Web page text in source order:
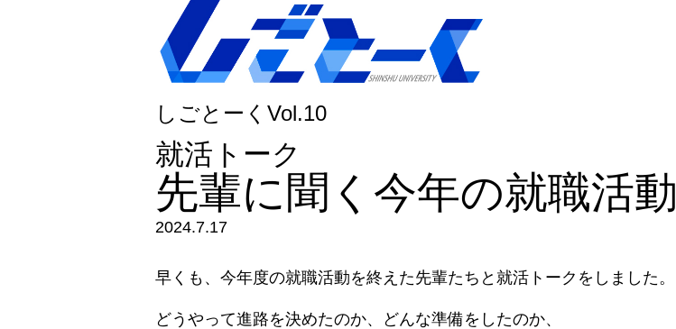
しごとーくVol.10
就活トーク
先輩に聞く今年の就職活動
2024.7.17
早くも、今年度の就職活動を終えた先輩たちと就活トークをしました。
どうやって進路を決めたのか、どんな準備をしたのか、